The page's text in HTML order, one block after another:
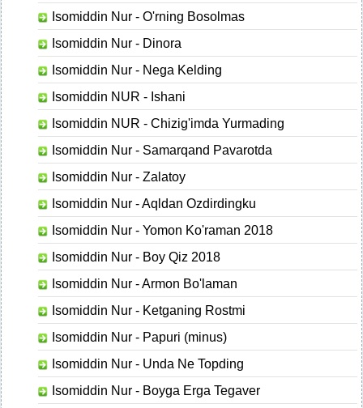
Isomiddin Nur - O'rning Bosolmas
Isomiddin Nur - Dinora
Isomiddin Nur - Nega Kelding
Isomiddin NUR - Ishani
Isomiddin NUR - Chizig'imda Yurmading
Isomiddin Nur - Samarqand Pavarotda
Isomiddin Nur - Zalatoy
Isomiddin Nur - Aqldan Ozdirdingku
Isomiddin Nur - Yomon Ko'raman 2018
Isomiddin Nur - Boy Qiz 2018
Isomiddin Nur - Armon Bo'laman
Isomiddin Nur - Ketganing Rostmi
Isomiddin Nur - Papuri (minus)
Isomiddin Nur - Unda Ne Topding
Isomiddin Nur - Boyga Erga Tegaver